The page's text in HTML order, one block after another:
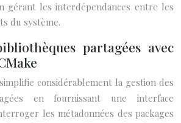
gérant les interdépendances entre les
du système.
partagées avec
simplifie considérablement la gestion des
en fournissant une interface
les métadonnées des packages